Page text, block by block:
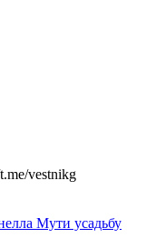
vestnikg
Мути усадьбу